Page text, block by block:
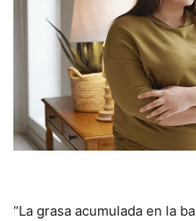
“La grasa acumulada en la